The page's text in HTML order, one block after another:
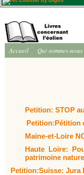
Accueil Qui sommes-nous
Petition: STOP
Petition:Pétition
Maine-et-Loire
Haute Loire:
patrimoine
Petition:Suisse: Jura